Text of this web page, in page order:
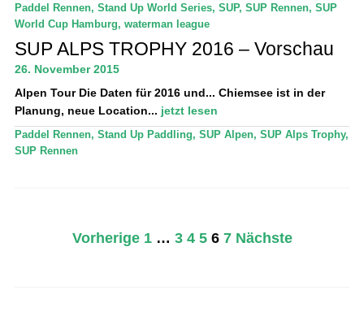
Paddel Rennen, Stand Up World Series, SUP, SUP Rennen, SUP
World Cup Hamburg, waterman league
SUP ALPS TROPHY 2016 – Vorschau
26. November 2015
Alpen TourDie Daten für 2016 und... Chiemsee ist in der
Planung, neue Location... jetzt lesen
Paddel Rennen, Stand Up Paddling, SUP Alpen, SUP Alps Trophy,
SUP Rennen
Seitennummerierung
Vorherige 1 … 3 4 5 6 7 Nächste